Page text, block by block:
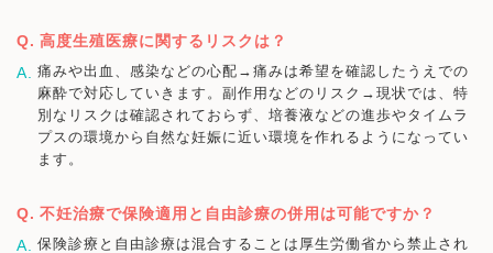
高度生殖医療に関するリスクは？
痛みや出血、感染などの心配→痛みは希望を確認したうえでの
麻酔で対応していきます。副作用などのリスク→現状では、特
別なリスクは確認されておらず、培養液などの進歩やタイムラ
プスの環境から自然な妊娠に近い環境を作れるようになってい
ます。
不妊治療で保険適用と自由診療の併用は可能ですか？
保険診療と自由診療は混合することは厚生労働省から禁止され